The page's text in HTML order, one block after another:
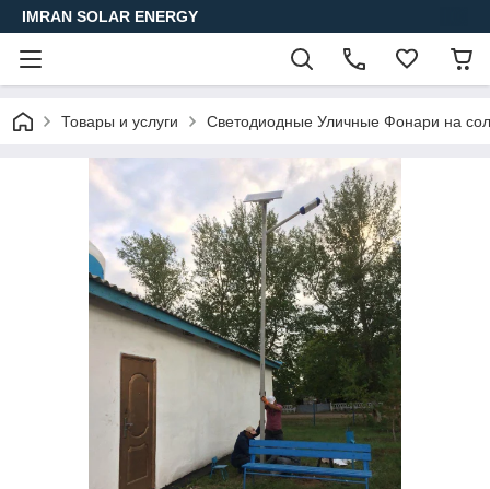
IMRAN SOLAR ENERGY
Товары и услуги Светодиодные Уличные Фонари на